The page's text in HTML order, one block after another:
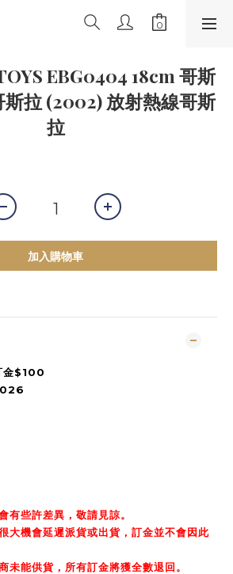
EBG0404 18cm 哥斯
拉 (2002) 放射熱線哥斯
拉
加入購物車
$100
有些許差異，敬請見諒。
大機會延遲派貨或出貨，訂金並不會因此
未能供貨，所有訂金將獲全數退回。